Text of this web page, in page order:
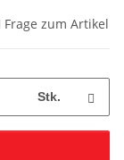
Frage zum Artikel
Stk.